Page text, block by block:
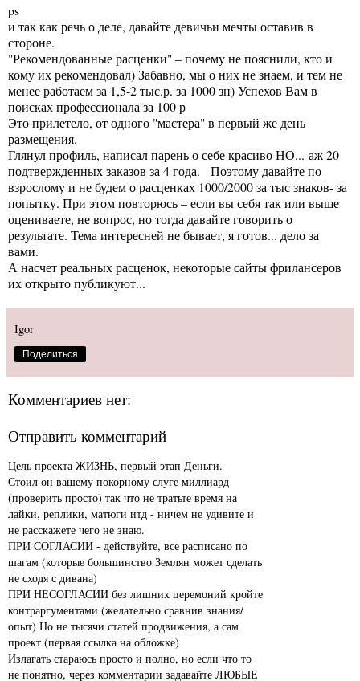
ps
и так как речь о деле, давайте девичьи мечты оставив в
стороне.
"Рекомендованные расценки" – почему не пояснили, кто и
кому их рекомендовал) Забавно, мы о них не знаем, и тем не
менее работаем за 1,5-2 тыс.р. за 1000 зн) Успехов Вам в
поисках профессионала за 100 р
Это прилетело, от одного "мастера" в первый же день
размещения.
Глянул профиль, написал парень о себе красиво НО... аж 20
подтвержденных заказов за 4 года. Поэтому давайте по
взрослому и не будем о расценках 1000/2000 за тыс знаков- за
попытку. При этом повторюсь – если вы себя так или выше
оцениваете, не вопрос, но тогда давайте говорить о
результате. Тема интересней не бывает, я готов... дело за
вами.
А насчет реальных расценок, некоторые сайты фрилансеров
их открыто публикуют...
Igor
Поделиться
Комментариев нет:
Отправить комментарий
Цель проекта ЖИЗНЬ, первый этап Деньги.
Стоил он вашему покорному слуге миллиард
(проверить просто) так что не тратьте время на
лайки, реплики, матюги итд - ничем не удивите и
не расскажете чего не знаю.
ПРИ СОГЛАСИИ - действуйте, все расписано по
шагам (которые большинство Землян может сделать
не сходя с дивана)
ПРИ НЕСОГЛАСИИ без лишних церемоний кройте
контраргументами (желательно сравнив знания/
опыт) Но не тысячи статей продвижения, а сам
проект (первая ссылка на обложке)
Излагать стараюсь просто и полно, но если что то
не понятно, через комментарии задавайте ЛЮБЫЕ